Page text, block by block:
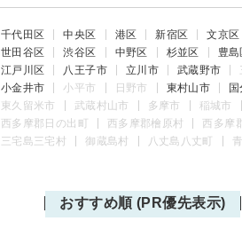
千代田区 中央区 港区 新宿区 文京区
世田谷区
渋谷区 中野区 杉並区 豊島
江戸川区
八王子市 立川市 武蔵野市
小金井市
小平市 日野市 東村山市
東久留米市
武蔵村山市 多摩市 稲城市
西多摩郡日の出町
西多摩郡檜原村 西多摩
三宅島三宅村
御蔵島村 八丈島八丈町
おすすめ順 (PR優先表示)